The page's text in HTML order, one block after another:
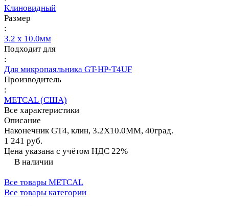
Клиновидный
Размер
:
3.2 x 10.0мм
Подходит для
:
Для микропаяльника GT-HP-T4UF
Производитель
:
METCAL (США)
Все характеристики
Описание
Наконечник GT4, клин, 3.2X10.0MM, 40град.
1 241 руб.
Цена указана с учётом НДС 22%
В наличии
Все товары METCAL
Все товары категории